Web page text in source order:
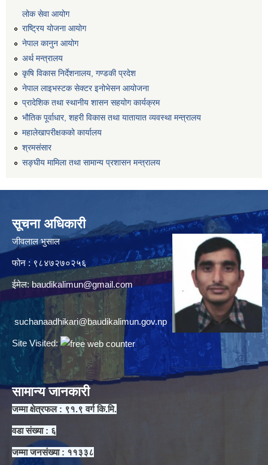
लोक सेवा आयोग
राष्ट्रिय योजना आयोग
नेपाल कानुन आयोग
अर्थ मन्त्रालय
कृषि विकास निर्देशनालय, गण्डकी प्रदेश
नेपाल लाइभस्टक सेक्टर इनोभेसन आयोजना
प्रादेशिक तथा स्थानीय शासन सहयोग कार्यक्रम
भौतिक पूर्वाधार, शहरी विकास तथा यातायात व्यवस्था मन्त्रालय
महालेखापरीक्षकको कार्यालय
श्रमसंसार
सङ्घीय मामिला तथा सामान्य प्रशासन मन्त्रालय
सूचना अधिकारी
जीवलाल भुसाल
फोन : ९८४७२७०२५६
ईमेल: baudikalimun@gmail.com
suchanaadhikari@baudikalimun.gov.np
Site Visited:
सामान्य जानकारी
जम्मा क्षेत्रफल : ९१.९ वर्ग कि.मि.
वडा संख्या : ६
जम्मा जनसंख्या : ११३३८